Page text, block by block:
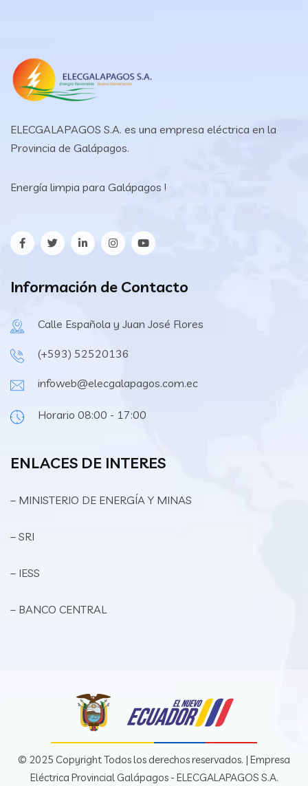
ELECGALAPAGOS S.A. es una empresa eléctrica en la
Provincia de Galápagos.
Energía limpia para Galápagos !
Información de Contacto
Calle Española y Juan José Flores
(+593) 52520136
infoweb@elecgalapagos.com.ec
Horario 08:00 - 17:00
ENLACES DE INTERES
– MINISTERIO DE ENERGÍA Y MINAS
– SRI
– IESS
– BANCO CENTRAL
© 2025 Copyright Todos los derechos reservados. | Empresa
Eléctrica Provincial Galápagos - ELECGALAPAGOS S.A.